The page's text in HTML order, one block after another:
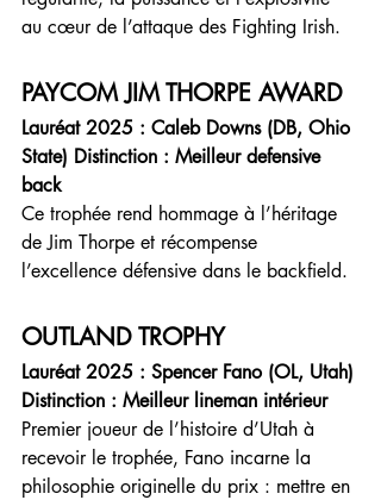
au cœur de l’attaque des Fighting Irish.
PAYCOM JIM THORPE AWARD
Lauréat 2025 : Caleb Downs (DB, Ohio
State) Distinction : Meilleur defensive
back
Ce trophée rend hommage à l’héritage
de Jim Thorpe et récompense
l’excellence défensive dans le backfield.
OUTLAND TROPHY
Lauréat 2025 : Spencer Fano (OL, Utah)
Distinction : Meilleur lineman intérieur
Premier joueur de l’histoire d’Utah à
recevoir le trophée, Fano incarne la
philosophie originelle du prix : mettre en